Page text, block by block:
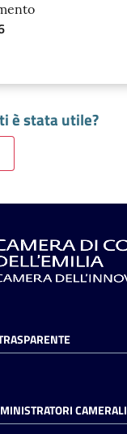
è stata utile?
CAMERALI